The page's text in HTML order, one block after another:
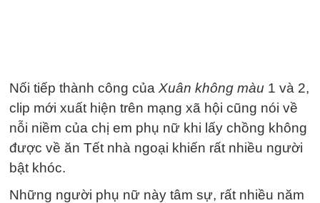
Nối tiếp thành công của Xuân không màu 1 và 2,
clip mới xuất hiện trên mạng xã hội cũng nói về
nỗi niềm của chị em phụ nữ khi lấy chồng không
được về ăn Tết nhà ngoại khiến rất nhiều người
bật khóc.
Những người phụ nữ này tâm sự, rất nhiều năm